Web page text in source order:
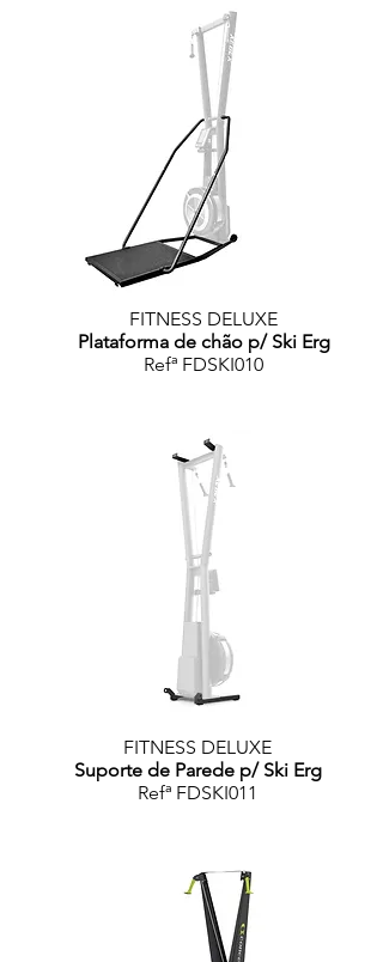
FITNESS DELUXE
Plataforma de chão p/ Ski Erg
Refª FDSKI010
FITNESS DELUXE
Suporte de Parede p/ Ski Erg
Refª FDSKI011